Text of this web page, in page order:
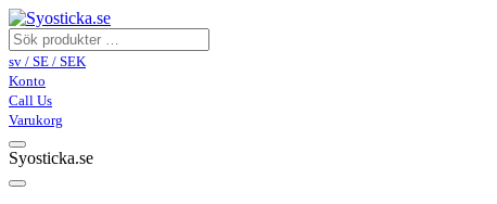
sv / SE / SEK
Konto
Call Us
Varukorg
Syosticka.se